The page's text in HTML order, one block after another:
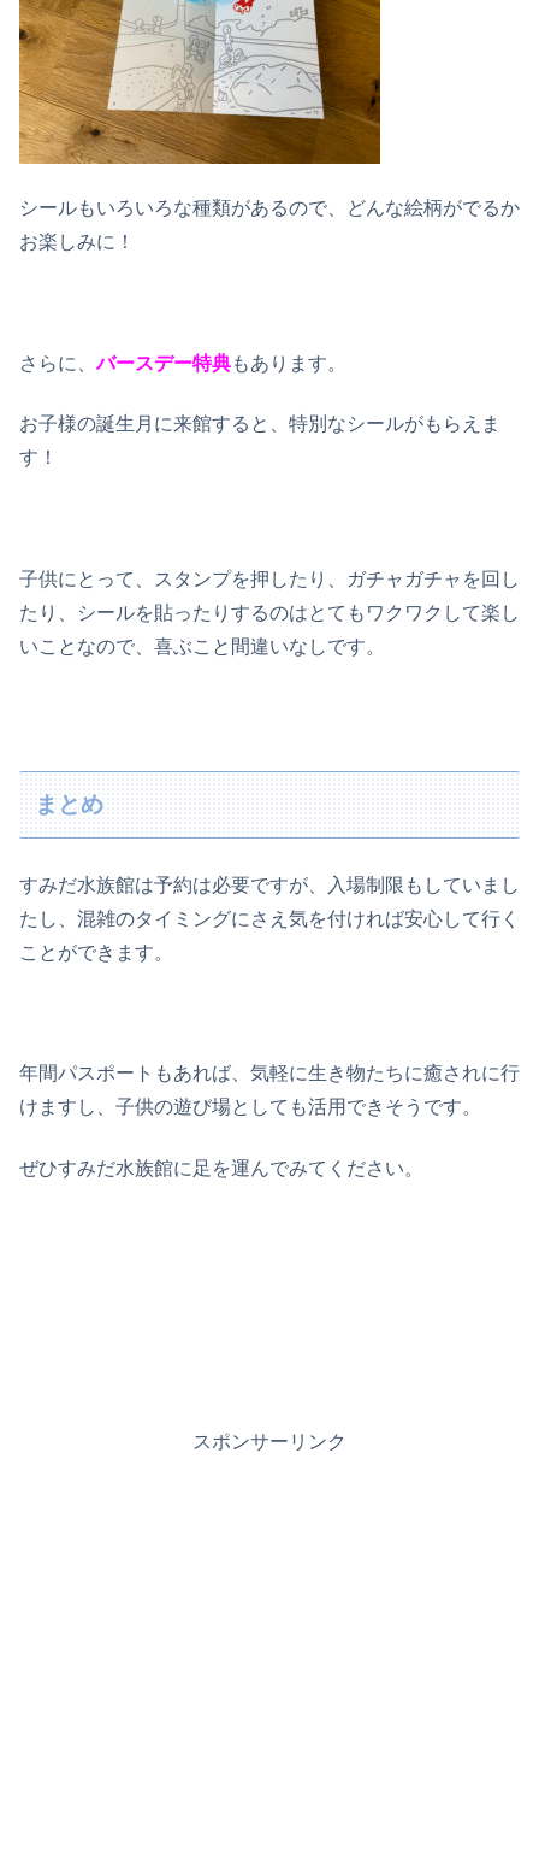
シールもいろいろな種類があるので、どんな絵柄がでるか
お楽しみに！
さらに、バースデー特典もあります。
お子様の誕生月に来館すると、特別なシールがもらえま
す！
子供にとって、スタンプを押したり、ガチャガチャを回し
たり、シールを貼ったりするのはとてもワクワクして楽し
いことなので、喜ぶこと間違いなしです。
まとめ
すみだ水族館は予約は必要ですが、入場制限もしていまし
たし、混雑のタイミングにさえ気を付ければ安心して行く
ことができます。
年間パスポートもあれば、気軽に生き物たちに癒されに行
けますし、子供の遊び場としても活用できそうです。
ぜひすみだ水族館に足を運んでみてください。
スポンサーリンク